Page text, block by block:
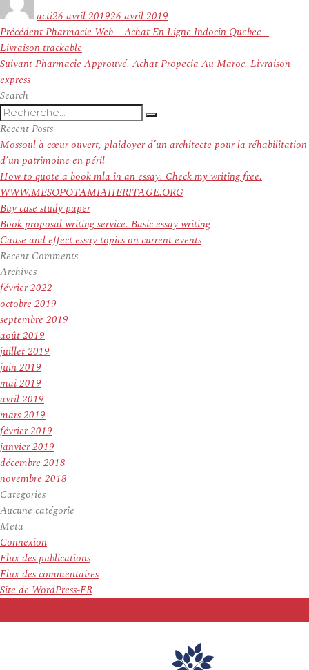
actile
26 avril 201926 avril 2019
Navigation
de
l’article
PrécédentArticle
précédent :
Pharmacie Web – Achat En Ligne Indocin Quebec –
Livraison trackable
SuivantArticle
Pharmacie Approuvé. Achat Propecia Au Maroc. Livraison
express
Search
Recherche
pour
:
Recherche
Recent Posts
Mossoul à cœur ouvert, plaidoyer d’un architecte pour la réhabilitation
d’un patrimoine en péril
How to quote a book mla in an essay. Check my writing free.
WWW.MESOPOTAMIAHERITAGE.ORG
Buy case study paper
Book proposal writing service. Basic essay writing
Cause and effect essay topics on current events
Recent Comments
Archives
février 2022
octobre 2019
septembre 2019
août 2019
juillet 2019
juin 2019
mai 2019
avril 2019
mars 2019
février 2019
janvier 2019
décembre 2018
novembre 2018
Categories
Aucune catégorie
Meta
Connexion
Flux des publications
Flux des commentaires
Site de WordPress-FR